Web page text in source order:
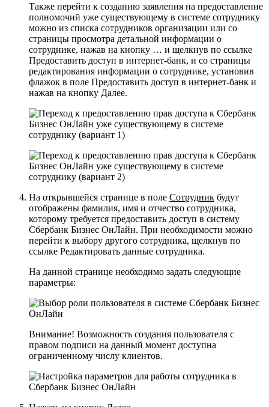
Также перейти к созданию заявления на предоставление
полномочий уже существующему в системе сотруднику
можно из списка сотрудников организации или со
страницы просмотра детальной информации о
сотруднике, нажав на кнопку … и щелкнув по ссылке
Предоставить доступ в интернет-банк, и со страницы
редактирования информации о сотруднике, установив
флажок в поле Предоставить доступ в интернет-банк и
нажав на кнопку Далее.
На открывшейся странице в поле Сотрудник будут
отображены фамилия, имя и отчество сотрудника,
которому требуется предоставить доступ в систему
Сбербанк Бизнес ОнЛайн. При необходимости можно
перейти к выбору другого сотрудника, щелкнув по
ссылке Редактировать данные сотрудника.
На данной странице необходимо задать следующие
параметры:
Внимание! Возможность создания пользователя с
правом подписи на данный момент доступна
ограниченному числу клиентов.